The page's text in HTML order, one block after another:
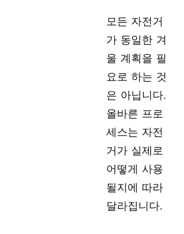
모든 자전거
가 동일한 겨
울 계획을 필
요로 하는 것
은 아닙니다.
올바른 프로
세스는 자전
거가 실제로
어떻게 사용
될지에 따라
달라집니다.